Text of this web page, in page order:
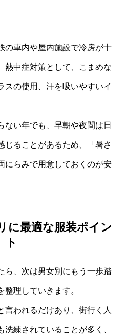
の車内や屋内施設で冷房が十
熱中症対策として、こまめな
スの使用、汗を吸いやすいイ
ない年でも、早朝や夜間は日
じることがあるため、「暑さ
にらみで用意しておくのが安
に最適な服装ポイン
ト
ら、次は男女別にもう一歩踏
理していきます。
言われるだけあり、街行く人
練されていることが多く、